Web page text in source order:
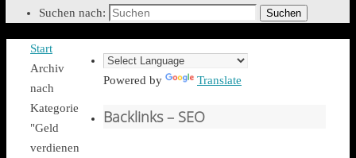
Suchen nach: Suchen
Start
Archiv
nach
Kategorie
"Geld
verdienen
Powered by Translate
Backlinks – SEO